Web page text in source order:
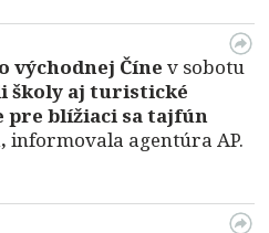
východnej Číne v sobotu
školy aj turistické
pre blížiaci sa tajfún
informovala agentúra AP.